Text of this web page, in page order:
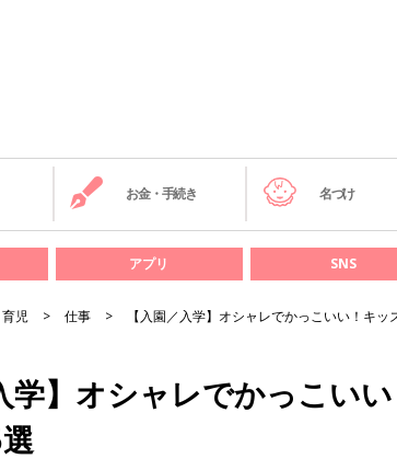
お金・手続き 名づけ
アプリ SNS
児 仕事 【入園／入学】オシャレでかっこいい！キ
学】オシャレでかっこい